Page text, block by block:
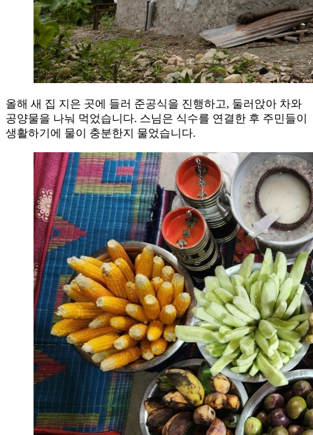
올해 새 집 지은 곳에 들러 준공식을 진행하고, 둘러앉아 차와
공양물을 나눠 먹었습니다. 스님은 식수를 연결한 후 주민들이
생활하기에 물이 충분한지 물었습니다.